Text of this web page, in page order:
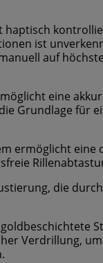
haptisch
ist
auf
eine
Grundlage für
ermöglicht
die
Verdrillung,